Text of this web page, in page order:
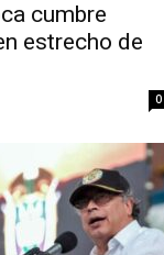
cumbre
estrecho de
0